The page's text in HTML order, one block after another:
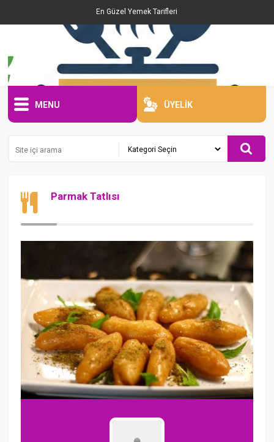
En Güzel Yemek Tarifleri
MENU ÜYELİK
Parmak Tatlısı